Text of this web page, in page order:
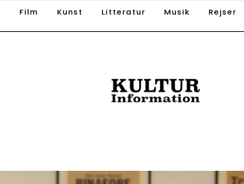
Film Kunst Litteratur Musik Rejser